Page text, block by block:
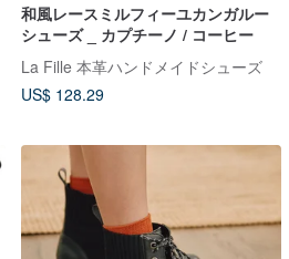
和風レースミルフィーユカンガルー
シューズ _ カプチーノ / コーヒー
La Fille 本革ハンドメイドシューズ
US$ 128.29